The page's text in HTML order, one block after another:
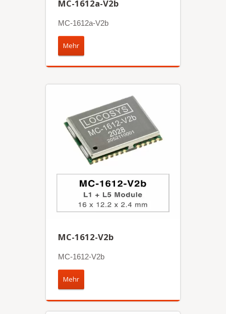
MC-1612a-V2b
MC-1612a-V2b
Mehr
MC-1612-V2b
MC-1612-V2b
Mehr